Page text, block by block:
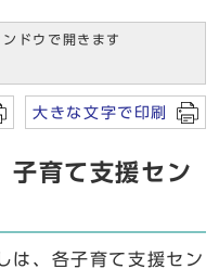
ドウで開きます
大きな文字で印刷
育て支援セン
は、各子育て支援セン